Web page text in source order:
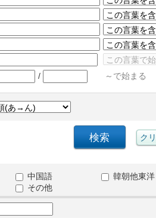
/ ～で始まる
中国語 韓朝他東洋
その他